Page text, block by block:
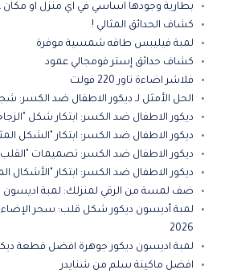
بطارية وجودها اساسي في اي منزل او
كشاف الحدائق المثالي !
لمبة فيليبس طاقه شمسية موفرة
كشاف حدائق إستر فومجالي عمود
فلاشر اضاءة تاور 220 فولت
الحل الأمثل لـ ديكور الاطفال ضد الكسر: شجرة
ديكور الاطفال ضد الكسر: ابتكار شكل "الزجاجة"
ديكور الاطفال ضد الكسر: ابتكار "الشكل
ديكور الاطفال ضد الكسر: تصميمات "القلب"
ديكور الاطفال ضد الكسر: ابتكار "الأشكال
ضف لمسة من الرقي لمنزلك: لمبة اديسون
لمبة أديسون ديكور شكل قلب: سحر
2026
لمبة اديسون ديكور جوهرة افضل قطعة
افضل ماكينة سلم من شنايدر